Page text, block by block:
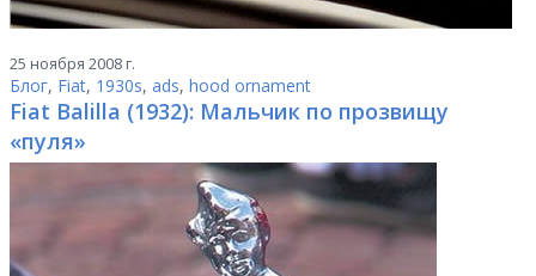
25 ноября 2008 г.
Блог, Fiat, 1930s, ads, hood ornament
Fiat Balilla (1932): Мальчик по прозвищу
«пуля»